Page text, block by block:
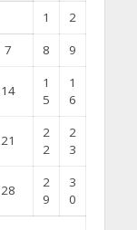
1
2
7 8 9
14
1
5
1
6
21
2
2
2
3
28
2
9
3
0